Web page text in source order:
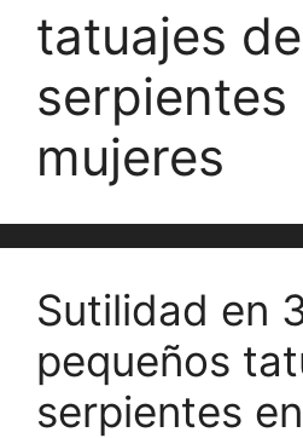
tatuajes de
serpientes
mujeres
Sutilidad en
pequeños
serpientes